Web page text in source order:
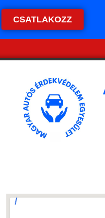
CSATLAKOZZ